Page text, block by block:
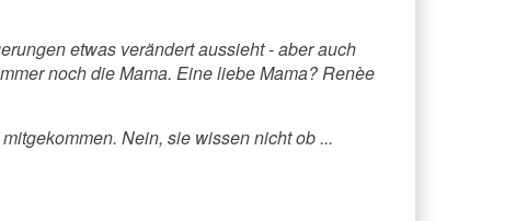
etwas verändert aussieht - aber auch
noch die Mama. Eine liebe Mama? Renèe
Nein, sie wissen nicht ob ...